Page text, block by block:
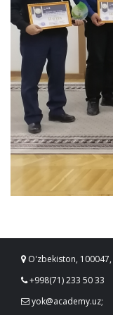
O'zbekiston,
+998(71) 233 50 33
yok@academy.uz;